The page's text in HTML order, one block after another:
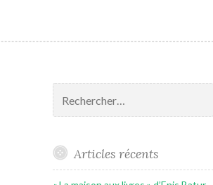
Articles récents